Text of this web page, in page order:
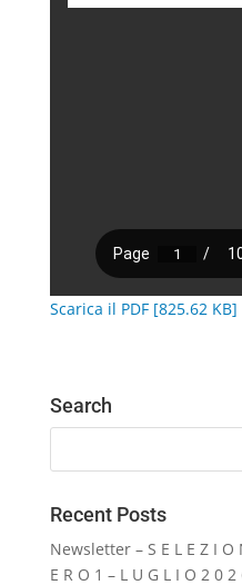
Scarica il PDF [825.62 KB]
Search
Recent Posts
Newsletter – S E L E Z I O
E R O 1 – L U G L I O 2 0 2